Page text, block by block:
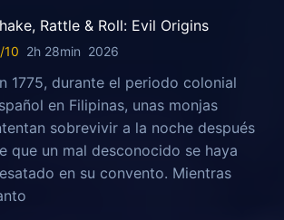
Rattle & Roll: Evil Origins
2h 28min 2026
1775, durante el periodo colonial
en Filipinas, unas monjas
sobrevivir a la noche después
que un mal desconocido se haya
en su convento. Mientras